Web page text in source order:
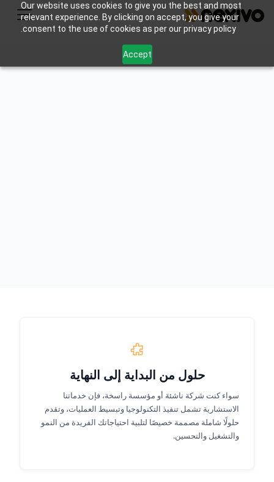
Our website uses cookies to give you the best and most
relevant experience. By clicking on accept, you give your
consent to the use of cookies as per our privacy policy.
Accept
حلول من البداية إلى النهاية
سواء كنت شركة ناشئة أو مؤسسة راسخة، فإن خدماتنا
الاستشارية تشمل تنفيذ التكنولوجيا وتبسيط العمليات، وتقدم
حلولًا شاملة مصممة خصيصًا لتلبية احتياجاتك الفريدة من النمو
والتشغيل والتحسين.